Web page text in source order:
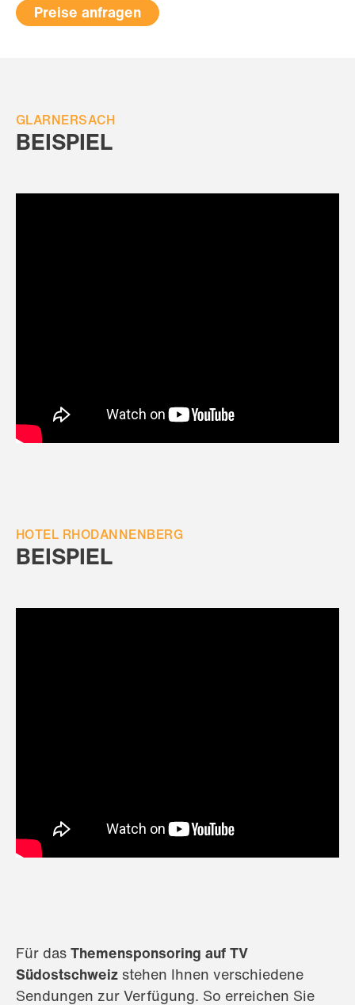
Preise anfragen
GLARNERSACH
BEISPIEL
HOTEL RHODANNENBERG
BEISPIEL
Für dasThemensponsoring auf TV
Südostschweiz stehen Ihnen verschiedene
Sendungen zur Verfügung. So erreichen Sie